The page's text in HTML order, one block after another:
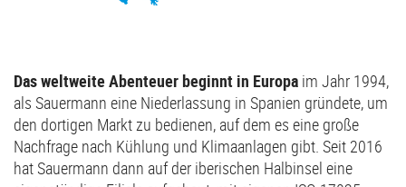
Das weltweite Abenteuer beginnt in Europa im Jahr 1994,
als Sauermann eine Niederlassung in Spanien gründete, um
den dortigen Markt zu bedienen, auf dem es eine große
Nachfrage nach Kühlung und Klimaanlagen gibt. Seit 2016
hat Sauermann dann auf der iberischen Halbinsel eine